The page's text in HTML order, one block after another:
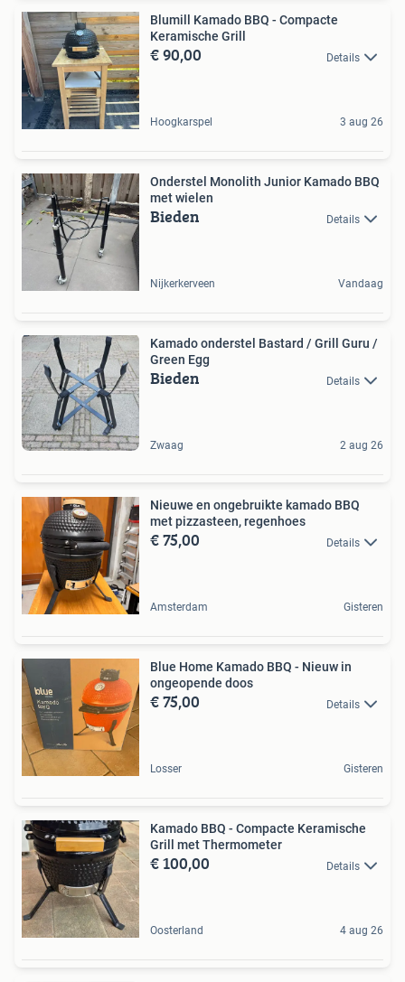
Blumill Kamado BBQ - Compacte
Keramische Grill
€ 90,00 Details
Hoogkarspel 3 aug 26
Onderstel Monolith Junior Kamado BBQ
met wielen
Bieden Details
Nijkerkerveen Vandaag
Kamado onderstel Bastard / Grill Guru /
Green Egg
Bieden Details
Zwaag 2 aug 26
Nieuwe en ongebruikte kamado BBQ
met pizzasteen, regenhoes
€ 75,00 Details
Amsterdam Gisteren
Blue Home Kamado BBQ - Nieuw in
ongeopende doos
€ 75,00 Details
Losser Gisteren
Kamado BBQ - Compacte Keramische
Grill met Thermometer
€ 100,00 Details
Oosterland 4 aug 26